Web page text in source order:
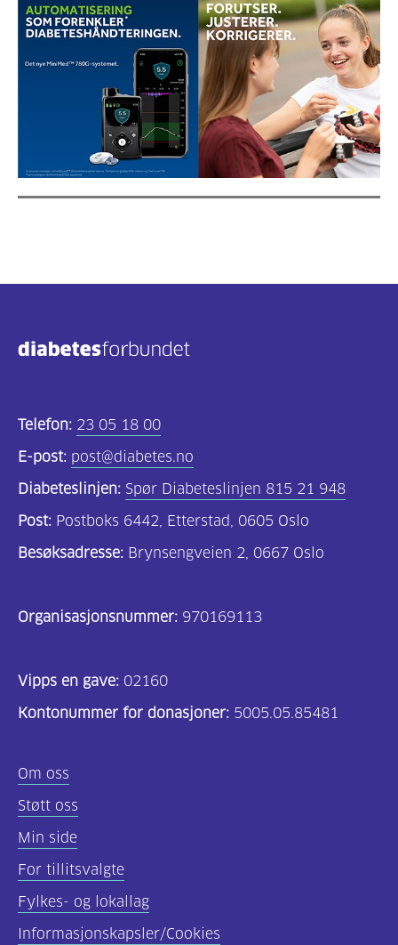
Telefon: 23 05 18 00
E-post: post@diabetes.no
Diabeteslinjen: Spør Diabeteslinjen 815 21 948
Post: Postboks 6442, Etterstad, 0605 Oslo
Besøksadresse: Brynsengveien 2, 0667 Oslo
Organisasjonsnummer: 970169113
Vipps en gave: 02160
Kontonummer for donasjoner: 5005.05.85481
Om oss
Støtt oss
Min side
For tillitsvalgte
Fylkes- og lokallag
Informasjonskapsler/Cookies